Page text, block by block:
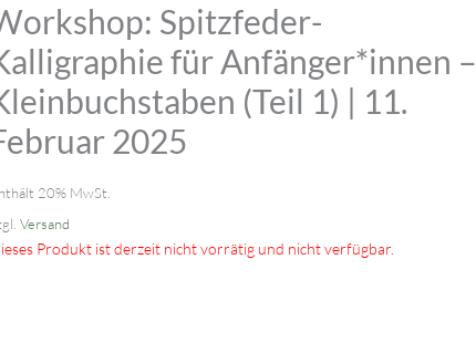
Spitzfeder-
für Anfänger*innen –
(Teil 1) | 11.
2025
20% MwSt.
Versand
Produkt ist derzeit nicht vorrätig und nicht verfügbar.